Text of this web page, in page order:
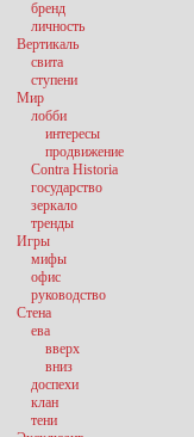
бренд
личность
Вертикаль
свита
ступени
Мир
лобби
интересы
продвижение
Contra Historia
государство
зеркало
тренды
Игры
мифы
офис
руководство
Стена
ева
вверх
вниз
доспехи
клан
тени